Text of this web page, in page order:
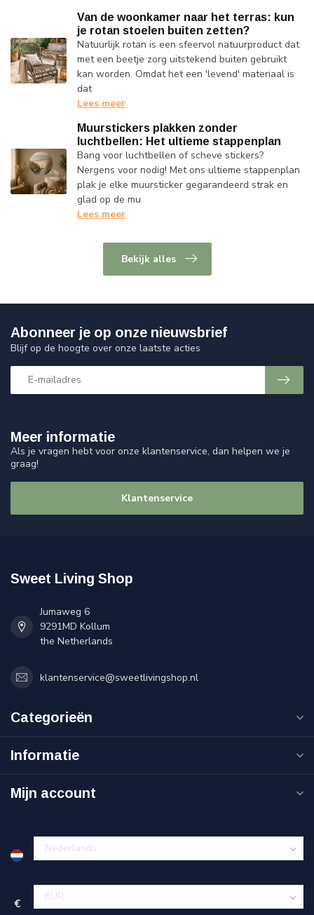
Van de woonkamer naar het terras: kun
je rotan stoelen buiten zetten?
Natuurlijk rotan is een sfeervol natuurproduct dat
met een beetje zorg uitstekend buiten gebruikt
kan worden. Omdat het een 'levend' materiaal is
dat
Lees meer
Muurstickers plakken zonder
luchtbellen: Het ultieme stappenplan
Bang voor luchtbellen of scheve stickers?
Nergens voor nodig! Met ons ultieme stappenplan
plak je elke muursticker gegarandeerd strak en
glad op de mu
Lees meer
Bekijk alles
Meer informatie
Als je vragen hebt voor onze klantenservice, dan helpen we je
graag!
Klantenservice
Abonneer je op onze nieuwsbrief
Blijf op de hoogte over onze laatste acties
Sweet Living Shop
Jumaweg 6
9291MD Kollum
the Netherlands
klantenservice@sweetlivingshop.nl
Categorieën
Informatie
Mijn account
€